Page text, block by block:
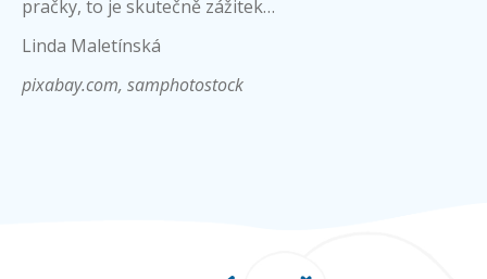
pračky, to je skutečně zážitek…
Linda Maletínská
pixabay.com, samphotostock